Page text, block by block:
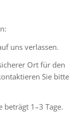
uns verlassen.
Ort für den
Sie bitte
1–3 Tage.